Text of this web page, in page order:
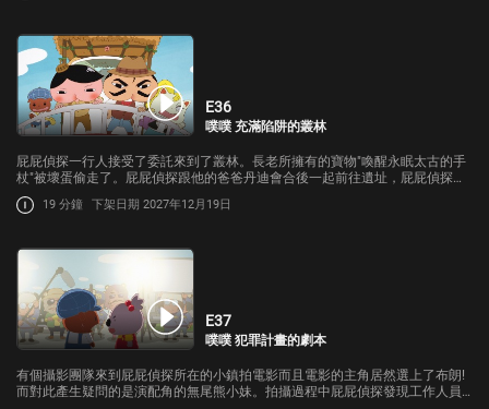
E36
噗噗 充滿陷阱的叢林
屁屁偵探一行人接受了委託來到了叢林。長老所擁有的寶物"喚醒永眠太古的手
杖"被壞蛋偷走了。屁屁偵探跟他的爸爸丹迪會合後一起前往遺址，屁屁偵探究
竟能不能從壞蛋手中奪回手杖並保護遺址內的寶物呢…
19 分鐘 下架日期 2027年12月19日
E37
噗噗 犯罪計畫的劇本
有個攝影團隊來到屁屁偵探所在的小鎮拍電影而且電影的主角居然選上了布朗!
而對此產生疑問的是演配角的無尾熊小妹。拍攝過程中屁屁偵探發現工作人員